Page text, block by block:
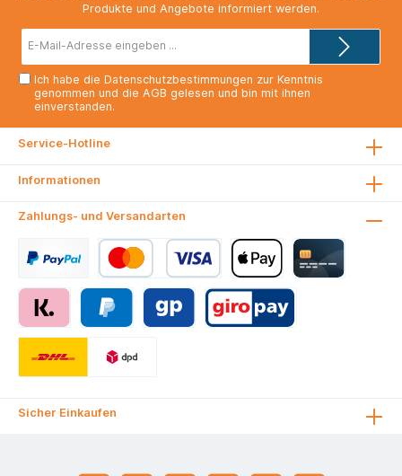
Produkte und Angebote informiert werden.
Mail-
Ich habe die Datenschutzbestimmungen zur Kenntnis
genommen und die AGB gelesen und bin mit ihnen
einverstanden.
Service-Hotline
Informationen
Zahlungs- und Versandarten
Sicher Einkaufen